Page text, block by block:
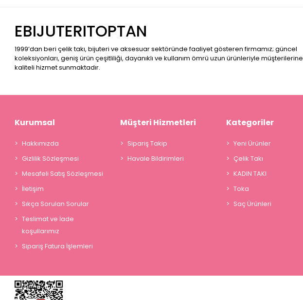
EBIJUTERITOPTAN
1999’dan beri çelik takı, bijuteri ve aksesuar sektöründe faaliyet gösteren firmamız; güncel
koleksiyonları, geniş ürün çeşitliliği, dayanıklı ve kullanım ömrü uzun ürünleriyle müşterilerine
kaliteli hizmet sunmaktadır.
Kurumsal
Hakkımızda
Gizlilik Sözleşmesi
Mesafeli Satış Sözleşmesi
İletişim
Sıkça Sorulan Sorular
Teslimat ve İade
koşullarımız
Sipariş Fatura İşlemleri
Müşteri Hizmetleri
Sipariş Takip
Havale Bildirimleri
Kategoriler
Yeni Ürünler
Çelik Takı
KADIN TAKI
Toka
Saç Ürünleri